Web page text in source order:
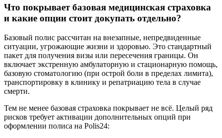
Что покрывает базовая медицинская страховка
и какие опции стоит докупать отдельно?
Базовый полис рассчитан на внезапные, непредвиденные
ситуации, угрожающие жизни и здоровью. Это стандартный
пакет для получения визы или пересечения границы. Он
включает экстренную амбулаторную и стационарную помощь,
базовую стоматологию (при острой боли в пределах лимита),
транспортировку в клинику и репатриацию тела в случае
смерти.
Тем не менее базовая страховка покрывает не всё. Целый ряд
рисков требует активации дополнительных опций при
оформлении полиса на Polis24: